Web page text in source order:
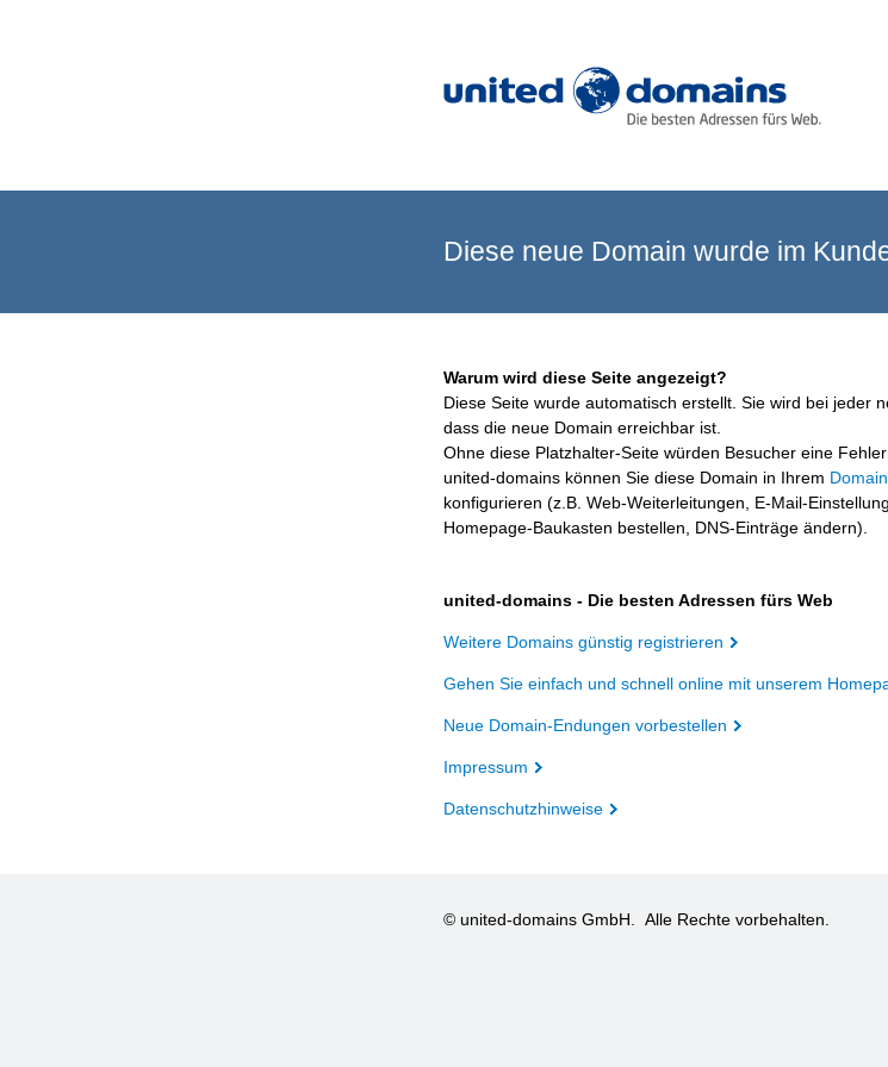
Diese neue Domain wurde im
Warum wird diese Seite angezeigt?
Diese Seite wurde automatisch erstellt. Sie wird bei jeder
dass die neue Domain erreichbar ist.
Ohne diese Platzhalter-Seite würden Besucher eine
united-domains können Sie diese Domain in Ihrem
konfigurieren (z.B. Web-Weiterleitungen, E-Mail-
Homepage-Baukasten bestellen, DNS-Einträge ändern).
united-domains - Die besten Adressen fürs Web
Weitere Domains günstig registrieren
Gehen Sie einfach und schnell online mit unserem
Neue Domain-Endungen vorbestellen
Impressum
Datenschutzhinweise
© united-domains GmbH. Alle Rechte vorbehalten.